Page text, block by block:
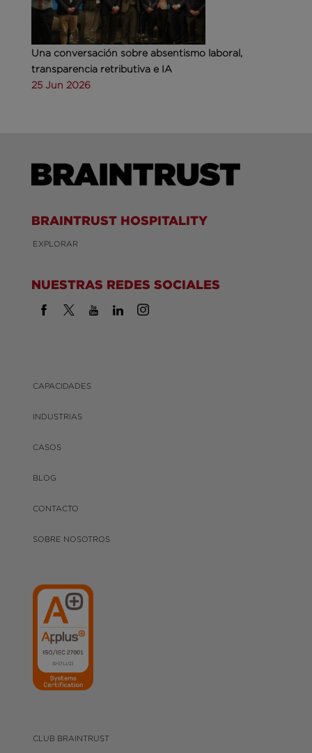
Una conversación sobre absentismo laboral,
transparencia retributiva e IA
25 Jun 2026
BRAINTRUST HOSPITALITY
EXPLORAR
NUESTRAS REDES SOCIALES
CAPACIDADES
INDUSTRIAS
CASOS
BLOG
CONTACTO
SOBRE NOSOTROS
CLUB BRAINTRUST